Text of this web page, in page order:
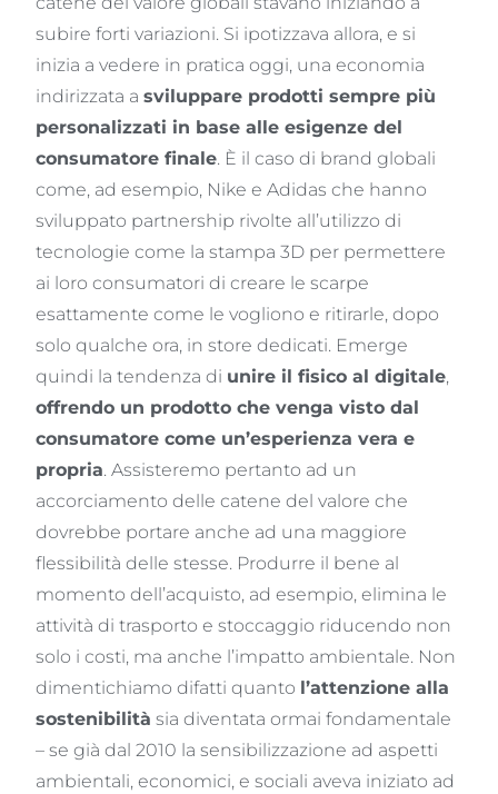
subire forti variazioni. Si ipotizzava allora, e si
inizia a vedere in pratica oggi, una economia
indirizzata asviluppare prodotti sempre più
personalizzati in base alle esigenze del
consumatore finale. È il caso di brand globali
come, ad esempio, Nike e Adidas che hanno
sviluppato partnership rivolte all’utilizzo di
tecnologie come la stampa 3D per permettere
ai loro consumatori di creare le scarpe
esattamente come le vogliono e ritirarle, dopo
solo qualche ora, in store dedicati. Emerge
quindi la tendenza di unire il fisico al digitale,
offrendo un prodotto che venga visto dal
consumatore come un’esperienza vera e
propria. Assisteremo pertanto ad un
accorciamento delle catene del valore che
dovrebbe portare anche ad una maggiore
flessibilità delle stesse. Produrre il bene al
momento dell’acquisto, ad esempio, elimina le
attività di trasporto e stoccaggio riducendo non
solo i costi, ma anche l’impatto ambientale. Non
dimentichiamo difatti quanto l’attenzione alla
sostenibilità sia diventata ormai fondamentale
– se già dal 2010 la sensibilizzazione ad aspetti
ambientali, economici, e sociali aveva iniziato ad